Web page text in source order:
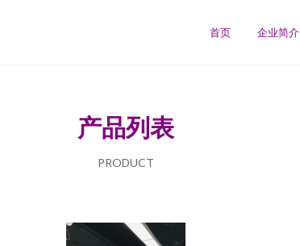
首页 企业简介
产品列表
PRODUCT